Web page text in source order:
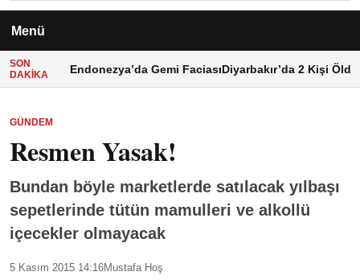
Menü
SON
DAKIKA
Endonezya’da Gemi FaciasıDiyarbakır’da 2 Kişi Öldü
GÜNDEM
Resmen Yasak!
Bundan böyle marketlerde satılacak yılbaşı
sepetlerinde tütün mamulleri ve alkollü
içecekler olmayacak
5 Kasım 2015 14:16Mustafa Hoş